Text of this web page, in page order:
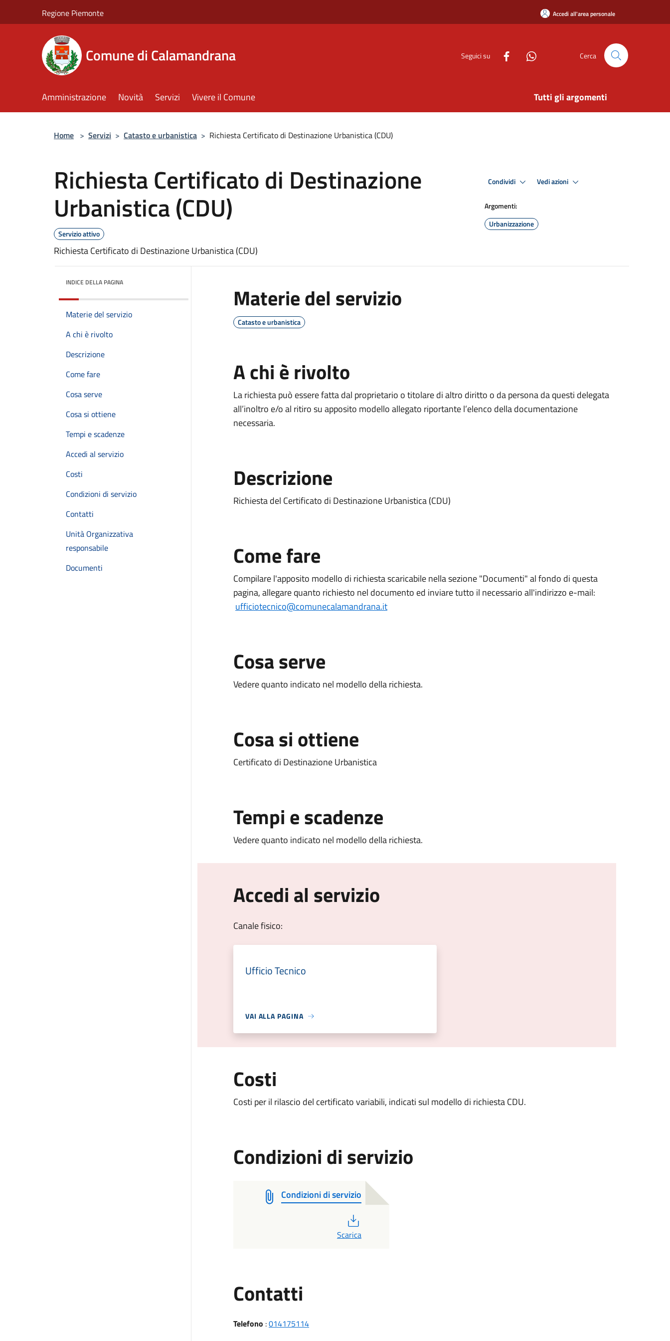
Regione Piemonte Accedi all'area personale
Comune di Calamandrana Seguici su Cerca
Amministrazione Novità Servizi Vivere il Comune Tutti gli argomenti
Home > Servizi > Catasto e urbanistica > Richiesta Certificato di Destinazione Urbanistica (CDU)
Richiesta Certificato di Destinazione
Urbanistica (CDU)
Servizio attivo
Richiesta Certificato di Destinazione Urbanistica (CDU)
Condividi Vedi azioni
Argomenti:
Urbanizzazione
INDICE DELLA PAGINA
Materie del servizio
A chi è rivolto
Descrizione
Come fare
Cosa serve
Cosa si ottiene
Tempi e scadenze
Accedi al servizio
Costi
Condizioni di servizio
Contatti
Unità Organizzativa
responsabile
Documenti
Materie del servizio
Catasto e urbanistica
A chi è rivolto
La richiesta può essere fatta dal proprietario o titolare di altro diritto o da persona da questi delegata
all’inoltro e/o al ritiro su apposito modello allegato riportante l’elenco della documentazione
necessaria.
Descrizione
Richiesta del Certificato di Destinazione Urbanistica (CDU)
Come fare
Compilare l'apposito modello di richiesta scaricabile nella sezione "Documenti" al fondo di questa
pagina, allegare quanto richiesto nel documento ed inviare tutto il necessario all'indirizzo e-mail:
ufficiotecnico@comunecalamandrana.it
Cosa serve
Vedere quanto indicato nel modello della richiesta.
Cosa si ottiene
Certificato di Destinazione Urbanistica
Tempi e scadenze
Vedere quanto indicato nel modello della richiesta.
Accedi al servizio
Canale fisico:
Ufficio Tecnico
VAI ALLA PAGINA
Costi
Costi per il rilascio del certificato variabili, indicati sul modello di richiesta CDU.
Condizioni di servizio
Condizioni di servizio
Scarica
Contatti
Telefono :014175114